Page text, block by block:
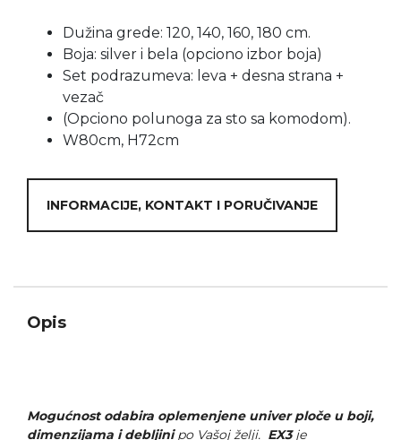
Dužina grede: 120, 140, 160, 180 cm.
Boja: silver i bela (opciono izbor boja)
Set podrazumeva: leva + desna strana +
vezač
(Opciono polunoga za sto sa komodom).
W80cm, H72cm
INFORMACIJE, KONTAKT I PORUČIVANJE
Opis
Mogućnost odabira oplemenjene univer ploče u boji,
dimenzijama i debljinipo Vašoj želji. EX3je